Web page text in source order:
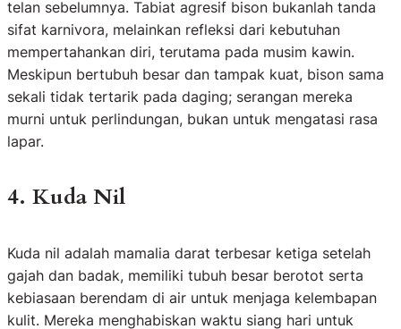
telan sebelumnya. Tabiat agresif bison bukanlah tanda
sifat karnivora, melainkan refleksi dari kebutuhan
mempertahankan diri, terutama pada musim kawin.
Meskipun bertubuh besar dan tampak kuat, bison sama
sekali tidak tertarik pada daging; serangan mereka
murni untuk perlindungan, bukan untuk mengatasi rasa
lapar.
4. Kuda Nil
Kuda nil adalah mamalia darat terbesar ketiga setelah
gajah dan badak, memiliki tubuh besar berotot serta
kebiasaan berendam di air untuk menjaga kelembapan
kulit. Mereka menghabiskan waktu siang hari untuk